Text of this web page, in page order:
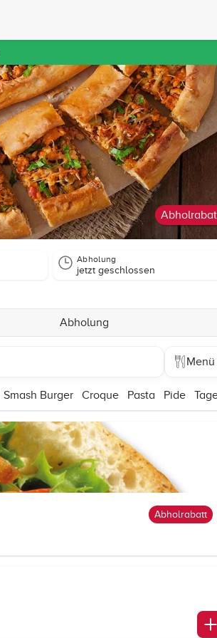
Abholung
jetzt geschlossen
Abholung
Menü
Smash Burger Croque Pasta Pide
Abholrabatt